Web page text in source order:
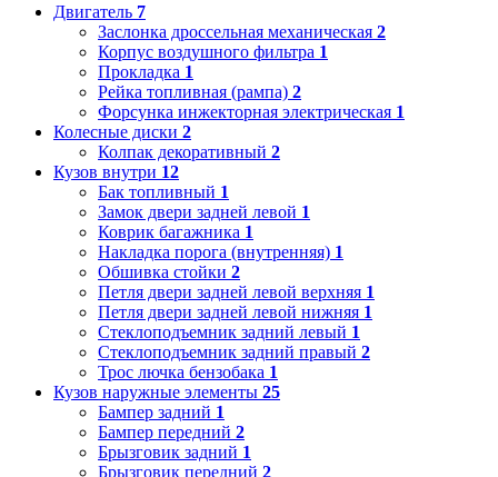
Двигатель 7
Заслонка дроссельная механическая 2
Корпус воздушного фильтра 1
Прокладка 1
Рейка топливная (рампа) 2
Форсунка инжекторная электрическая 1
Колесные диски 2
Колпак декоративный 2
Кузов внутри 12
Бак топливный 1
Замок двери задней левой 1
Коврик багажника 1
Накладка порога (внутренняя) 1
Обшивка стойки 2
Петля двери задней левой верхняя 1
Петля двери задней левой нижняя 1
Стеклоподъемник задний левый 1
Стеклоподъемник задний правый 2
Трос лючка бензобака 1
Кузов наружные элементы 25
Бампер задний 1
Бампер передний 2
Брызговик задний 1
Брызговик передний 2